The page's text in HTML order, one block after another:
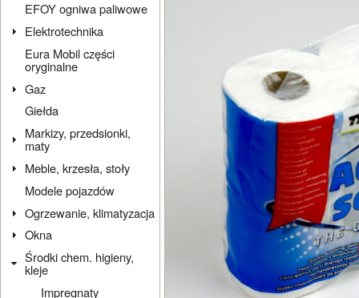
EFOY ogniwa paliwowe
Elektrotechnika
Eura Mobil części
oryginalne
Gaz
Giełda
Markizy, przedsionki,
maty
Meble, krzesła, stoły
Modele pojazdów
Ogrzewanie, klimatyzacja
Okna
Środki chem. higieny,
kleje
Impregnaty